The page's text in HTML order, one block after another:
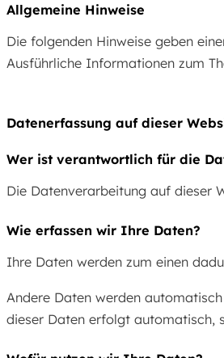
Allgemeine Hinweise
Die folgenden Hinweise geben
Ausführliche Informationen zum
Datenerfassung auf dieser
Wer ist verantwortlich für die
Die Datenverarbeitung auf dieser
Wie erfassen wir Ihre Daten?
Ihre Daten werden zum einen
Andere Daten werden
dieser Daten erfolgt automatisch,